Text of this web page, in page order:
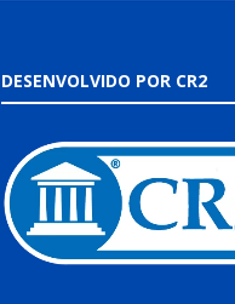
DESENVOLVIDO POR CR2